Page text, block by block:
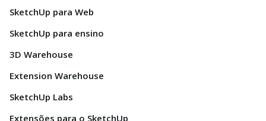
SketchUp para Web
SketchUp para ensino
3D Warehouse
Extension Warehouse
SketchUp Labs
Extensões para o SketchUp